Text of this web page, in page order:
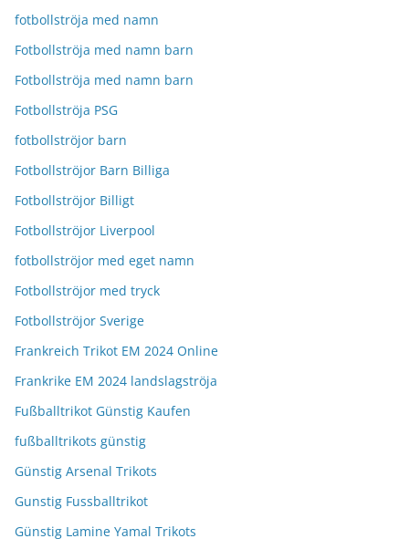
fotbollströja med namn
Fotbollströja med namn barn
Fotbollströja med namn barn
Fotbollströja PSG
fotbollströjor barn
Fotbollströjor Barn Billiga
Fotbollströjor Billigt
Fotbollströjor Liverpool
fotbollströjor med eget namn
Fotbollströjor med tryck
Fotbollströjor Sverige
Frankreich Trikot EM 2024 Online
Frankrike EM 2024 landslagströja
Fußballtrikot Günstig Kaufen
fußballtrikots günstig
Günstig Arsenal Trikots
Gunstig Fussballtrikot
Günstig Lamine Yamal Trikots